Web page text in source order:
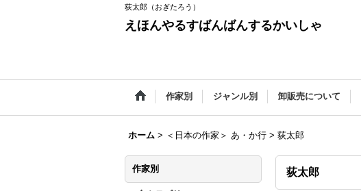
荻太郎（おぎたろう）
えほんやるすばんばんするかいしゃ
作家別 ジャンル別 卸販売について
ホーム > ＜日本の作家＞ あ・か行 > 荻太郎
作家別 荻太郎